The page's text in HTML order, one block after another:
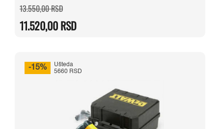
13.550,00RSDOriginalna
cena
bila:
13.550,00 RSD.
11.520,00RSD
Trenutna
cena
11.520,00 RSD.
-15%
Ušteda
5660 RSD